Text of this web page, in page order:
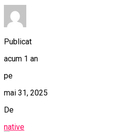
Publicat
acum 1 an
pe
mai 31, 2025
De
native